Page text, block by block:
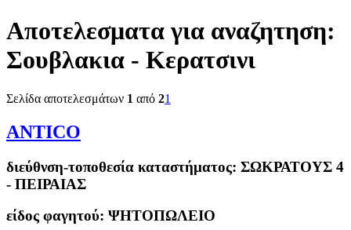
Αποτελεσματα για αναζητηση:
Σουβλακια - Κερατσινι
Σελίδα αποτελεσμάτων 1 από 21
ANTICO
διεύθνση-τοποθεσία καταστήματος: ΣΩΚΡΑΤΟΥΣ 4
- ΠΕΙΡΑΙΑΣ
είδος φαγητού: ΨΗΤΟΠΩΛΕΙΟ